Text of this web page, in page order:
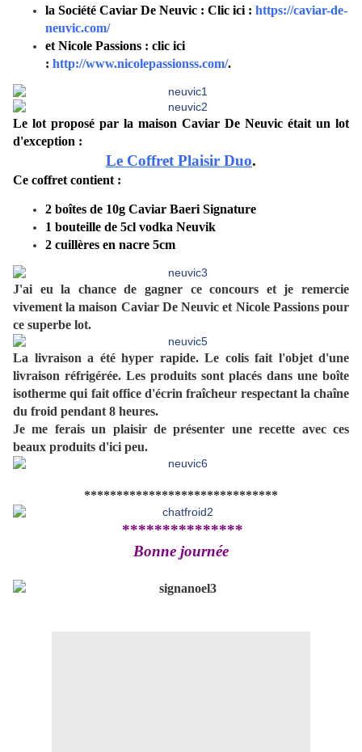
la Société Caviar De Neuvic : Clic ici : https://caviar-de-
neuvic.com/
et Nicole Passions : clic ici
: http://www.nicolepassionss.com/.
Le lot proposé par la maison Caviar De Neuvic était un lot
d'exception :
Le Coffret Plaisir Duo.
Ce coffret contient :
2 boîtes de 10g Caviar Baeri Signature
1 bouteille de 5cl vodka Neuvik
2 cuillères en nacre 5cm
J'ai eu la chance de gagner ce concours et je remercie
vivement la maison Caviar De Neuvic et Nicole Passions pour
ce superbe lot.
La livraison a été hyper rapide. Le colis fait l'objet d'une
livraison réfrigérée. Les produits sont placés dans une boîte
isotherme qui fait office d'écrin fraîcheur respectant la chaîne
du froid pendant 8 heures.
Je me ferais un plaisir de présenter une recette avec ces
beaux produits d'ici peu.
******************************
***************
Bonne journée